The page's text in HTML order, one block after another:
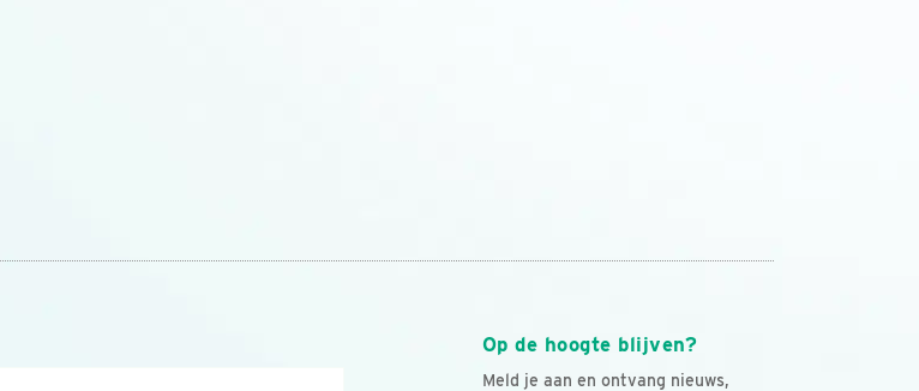
Op de hoogte blijven?
Meld je aan en ontvang nieuws,